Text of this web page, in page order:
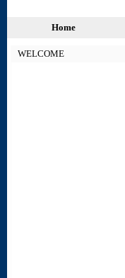
Home
WELCOME